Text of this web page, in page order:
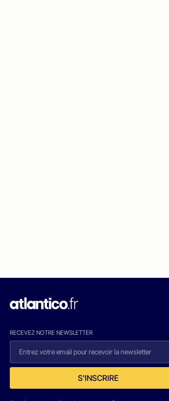
RECEVEZ NOTRE NEWSLETTER
S'INSCRIRE